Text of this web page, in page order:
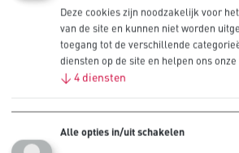
Ik wil graag marketingcontent
Door dit formulier in te dienen, gaat u
privacyverklaring . Uw gegevens worden niet
Deze cookies zijn noodzakelijk voor
van de site en kunnen niet worden
toegang tot de verschillende
diensten op de site en helpen ons
↓ 4 diensten
Alle opties in/uit schakelen